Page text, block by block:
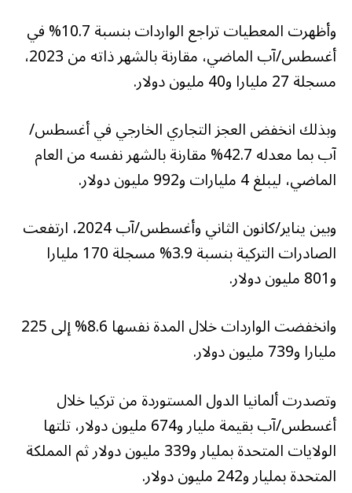
وأظهرت المعطيات تراجع الواردات بنسبة 10.7% في
أغسطس/آب الماضي، مقارنة بالشهر ذاته من 2023،
مسجلة 27 مليارا و40 مليون دولار.
وبذلك انخفض العجز التجاري الخارجي في أغسطس/
آب بما معدله 42.7% مقارنة بالشهر نفسه من العام
الماضي، ليبلغ 4 مليارات و992 مليون دولار.
وبين يناير/كانون الثاني وأغسطس/آب 2024، ارتفعت
الصادرات التركية بنسبة 3.9% مسجلة 170 مليارا
و801 مليون دولار.
وانخفضت الواردات خلال المدة نفسها 8.6% إلى 225
مليارا و739 مليون دولار.
وتصدرت ألمانيا الدول المستوردة من تركيا خلال
أغسطس/آب بقيمة مليار و674 مليون دولار، تلتها
الولايات المتحدة بمليار و339 مليون دولار ثم المملكة
المتحدة بمليار و242 مليون دولار.